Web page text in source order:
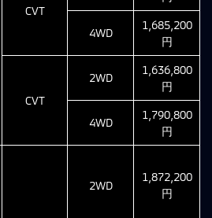
CVT
4WD
1,685,200
円
CVT
2WD
1,636,800
円
4WD
1,790,800
円
2WD
1,872,200
円